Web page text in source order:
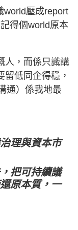
world壓成report
得個world原本
人，而係只識講
低同企得穩，
通）係我地最
理與資本市
把可持續議
原本質，一